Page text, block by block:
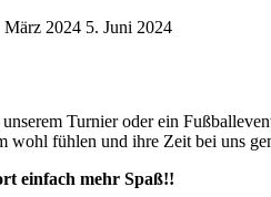
März 2024 5. Juni 2024
Turnier oder ein
wohl fühlen und ihre Zeit bei uns
einfach mehr Spaß!!